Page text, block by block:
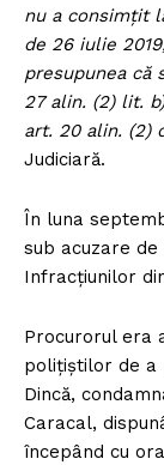
nu a consimţit
de 26 iulie
presupunea că
27 alin. (2) lit.
art. 20 alin. (2)
Judiciară.
În luna
sub acuzare
Infracţiunilor
Procurorul era
poliţiştilor de a
Dincă,
Caracal,
începând cu